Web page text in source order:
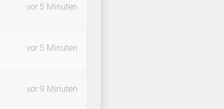
vor 5 Minuten
vor 5 Minuten
vor 9 Minuten